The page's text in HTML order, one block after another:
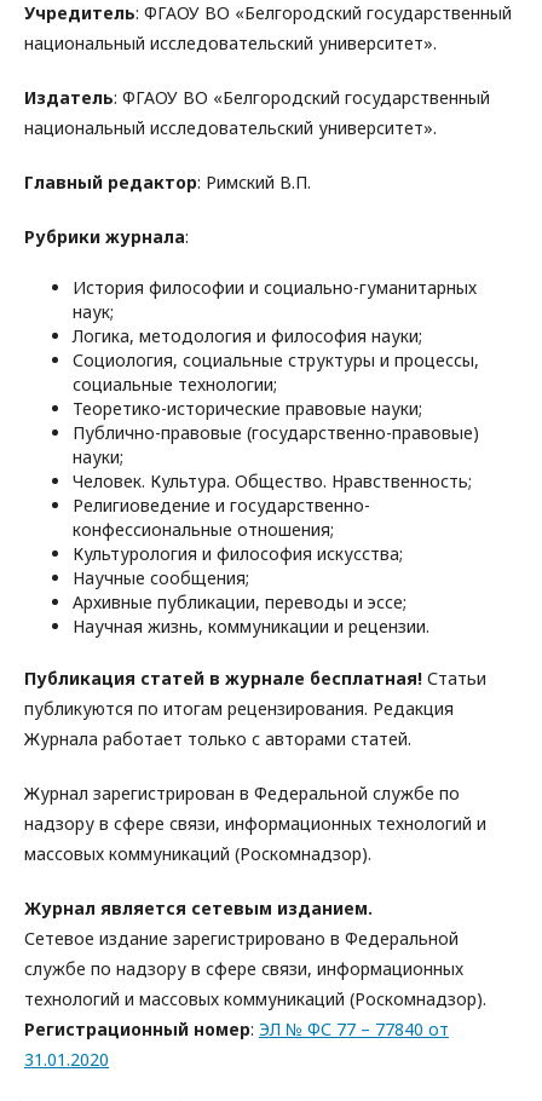
Учредитель: ФГАОУ ВО «Белгородский государственный
национальный исследовательский университет».
Издатель: ФГАОУ ВО «Белгородский государственный
национальный исследовательский университет».
Главный редактор: Римский В.П.
Рубрики журнала:
История философии и социально-гуманитарных
наук;
Логика, методология и философия науки;
Социология, социальные структуры и процессы,
социальные технологии;
Теоретико-исторические правовые науки;
Публично-правовые (государственно-правовые)
науки;
Человек. Культура. Общество. Нравственность;
Религиоведение и государственно-
конфессиональные отношения;
Культурология и философия искусства;
Научные сообщения;
Архивные публикации, переводы и эссе;
Научная жизнь, коммуникации и рецензии.
Публикация статей в журнале бесплатная! Статьи
публикуются по итогам рецензирования. Редакция
Журнала работает только с авторами статей.
Журнал зарегистрирован в Федеральной службе по
надзору в сфере связи, информационных технологий и
массовых коммуникаций (Роскомнадзор).
Журнал является сетевым изданием.
Сетевое издание зарегистрировано в Федеральной
службе по надзору в сфере связи, информационных
технологий и массовых коммуникаций (Роскомнадзор).
Регистрационный номер: ЭЛ № ФС 77 – 77840 от
31.01.2020